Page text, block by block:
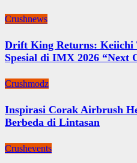
Crushnews
Drift King Returns: Keiichi
Spesial di IMX 2026 “Next
Crushmodz
Inspirasi Corak Airbrush
Berbeda di Lintasan
Crushevents